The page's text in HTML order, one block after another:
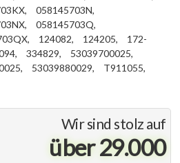
Wir sind stolz auf
über 29.000
058145703N,
058145703Q,
124082, 124205,
172-
334829,
53039700025,
53039880029, T911055,